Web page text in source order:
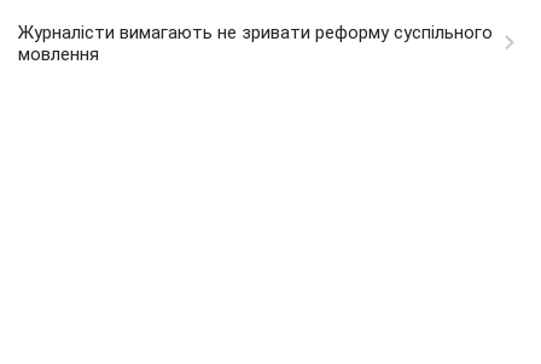
Журналісти вимагають не зривати реформу суспільного
мовлення